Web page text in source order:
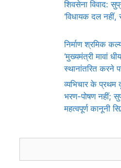
शिवसेना विवाद:
‘विधायक दल नहीं,
निर्माण श्रमिक
‘मुख्यमंत्री मावां
स्थानांतरित करने
व्यभिचार के प्रथम
भरण-पोषण नहीं;
महत्वपूर्ण कानूनी